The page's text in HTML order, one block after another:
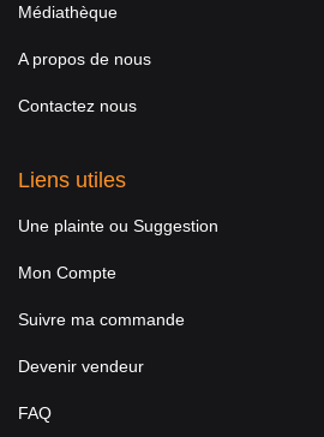
Médiathèque
A propos de nous
Contactez nous
Liens utiles
Une plainte ou Suggestion
Mon Compte
Suivre ma commande
Devenir vendeur
FAQ